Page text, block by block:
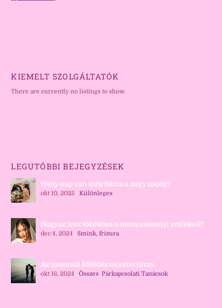
KIEMELT SZOLGÁLTATÓK
There are currently no listings to show.
LEGUTÓBBI BEJEGYZÉSEK
Hány nap van még hátra a nagy napig?
okt 10, 2025 |Különleges
Hogyan lesz tökéletes a menyasszonyi sminked?
dec 4, 2024 |Smink, frizura
Az azonnali kötődés misztériuma
okt 16, 2024 |Összes,Párkapcsolati Tanácsok